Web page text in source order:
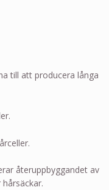
till att producera långa
återuppbyggandet av